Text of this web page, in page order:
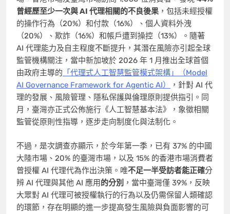
曾經歷至少一次與 AI 代理相關的不良後果 ，包括未經授權
的操作行為（20%）和付款（16%）、個人資料外洩
（20%）、欺詐（16%）和帳戶遭到操控（13%）。隨著
AI 代理能力及自主程度不斷提升，其潛在風險亦引起全球
監管機構關注，當中新加坡於 2026 年 1 月推出全球首個
由政府主導的 「代理式人工智慧監管模式架構」（Model
AI Governance Framework for Agentic AI）
，針對 AI 代
理的發展、風險管理、隱私保護與倫理原則提供指引。同
月，臺灣亦正式公佈施行《人工智慧基本法》，象徵相關
監管從原則性指導，逐步走向制度化與法制化。
不過，是次調查亦顯示，於今年第一季，已有 37% 的中國
大陸市場、20% 的臺灣市場，以及 15% 的香港市場消費者
曾授權 AI 代理代為作出決策。唯不足一半受訪者能正確分
辨 AI 代理與其他 AI 應用的分別 ，當中臺灣僅 39%，反映
大眾對 AI 代理可被授權執行的行為以及仍需保留人類確認
的環節，存在明顯的進一步提高發生風險與負面影響的可